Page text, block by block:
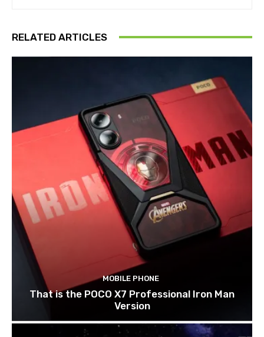
RELATED ARTICLES
MOBILE PHONE
That is the POCO X7 Professional Iron Man
Version